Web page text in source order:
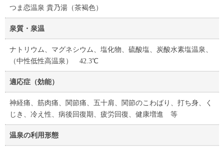
つま恋温泉 貴乃湯（茶褐色）
泉質・泉温
ナトリウム、マグネシウム、塩化物、硫酸塩、炭酸水素塩温泉、
（中性低性高温泉） 42.3℃
適応症（効能）
神経痛、筋肉痛、関節痛、五十肩、関節のこわばり、打ち身、く
じき、冷え性、病後回復期、疲労回復、健康増進 等
温泉の利用形態